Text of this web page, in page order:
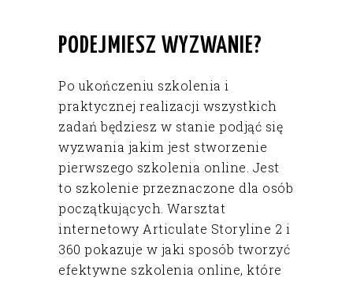
PODEJMIESZ WYZWANIE?
Po ukończeniu szkolenia i
praktycznej realizacji wszystkich
zadań będziesz w stanie podjąć się
wyzwania jakim jest stworzenie
pierwszego szkolenia online. Jest
to szkolenie przeznaczone dla osób
początkujących. Warsztat
internetowy Articulate Storyline 2 i
360 pokazuje w jaki sposób tworzyć
efektywne szkolenia online, które